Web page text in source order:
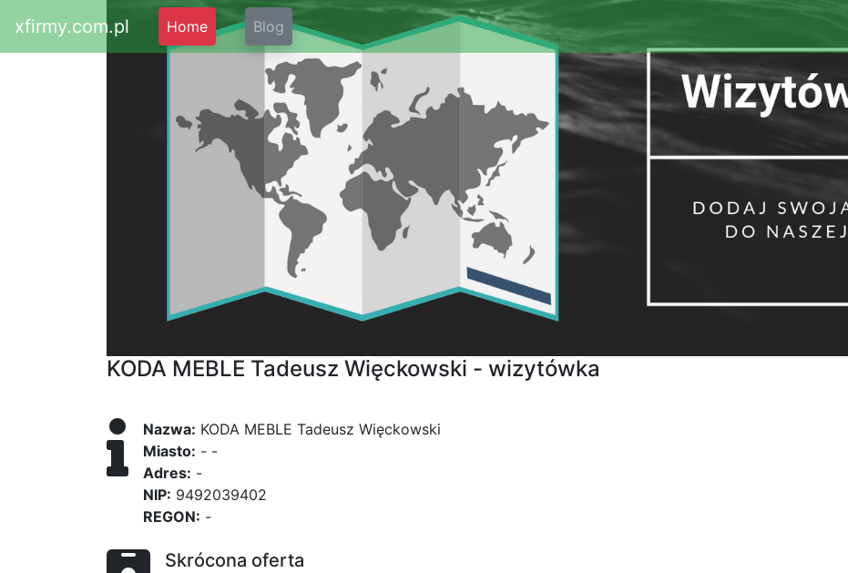
xfirmy.com.pl Home Blog
KODA MEBLE Tadeusz Więckowski - wizytówka
Nazwa: KODA MEBLE Tadeusz Więckowski
Miasto: - -
Adres: -
NIP: 9492039402
REGON: -
Skrócona oferta